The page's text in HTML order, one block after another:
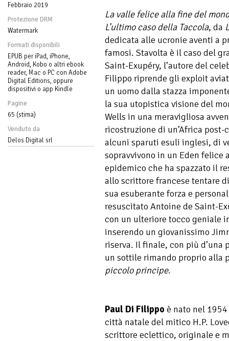
Febbraio 2019
Protezione DRM
Watermark
Formati disponibili
EPUB per iPad, iPhone,
Android, Kobo o altri ebook
reader, Mac o PC con Adobe
Digital Editions, oppure
dispositivi o app Kindle
Pagine
65 (stima)
Venduto da
Delos Digital srl
La valle felice alla fine del
L’ultimo caso della Taccola, da
dedicata alle ucronie aventi a
famosi. Stavolta è il caso del
Saint-Exupéry, l’autore del
Filippo riprende gli exploit
un uomo dalla stazza
la sua utopistica visione del
Wells in una meravigliosa
ricostruzione di un’Africa
alcuni sparuti esuli inglesi, di
sopravvivono in un Eden felice
epidemico che ha spazzato il
allo scrittore francese tentare
sua esuberante forza e
resuscitato Antoine de Saint-
con un ulteriore tocco geniale
inserendo un giovanissimo
riserva. Il finale, con più d’una
un sottile rimando proprio alla
piccolo principe.
Paul Di Filippo è nato nel
città natale del mitico H.P.
scrittore eclettico, originale e